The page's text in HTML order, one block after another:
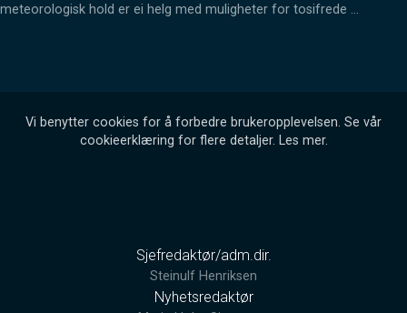
meteorologisk hold er ei helg med muligheter for tosifrede
Vi benytter cookies for å forbedre brukeropplevelsen. Se vår
cookieerklæring for flere detaljer. Les mer.
Sjefredaktør/adm.dir.
Steinulf Henriksen
Nyhetsredaktør